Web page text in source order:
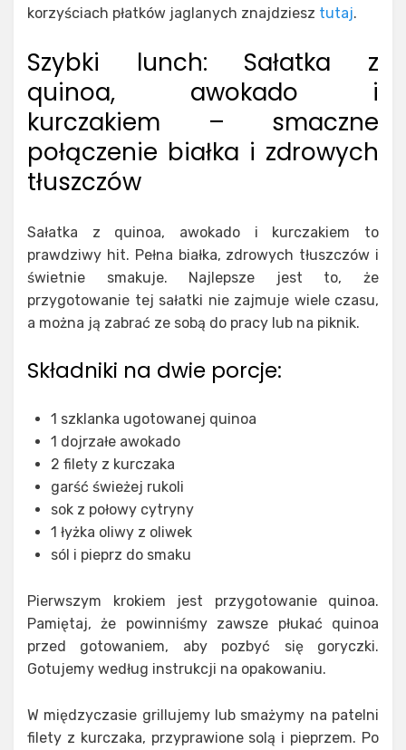
korzyściach płatków jaglanych znajdziesz tutaj.
Szybki lunch: Sałatka z
quinoa, awokado i
kurczakiem – smaczne
połączenie białka i zdrowych
tłuszczów
Sałatka z quinoa, awokado i kurczakiem to
prawdziwy hit. Pełna białka, zdrowych tłuszczów i
świetnie smakuje. Najlepsze jest to, że
przygotowanie tej sałatki nie zajmuje wiele czasu,
a można ją zabrać ze sobą do pracy lub na piknik.
Składniki na dwie porcje:
1 szklanka ugotowanej quinoa
1 dojrzałe awokado
2 filety z kurczaka
garść świeżej rukoli
sok z połowy cytryny
1 łyżka oliwy z oliwek
sól i pieprz do smaku
Pierwszym krokiem jest przygotowanie quinoa.
Pamiętaj, że powinniśmy zawsze płukać quinoa
przed gotowaniem, aby pozbyć się goryczki.
Gotujemy według instrukcji na opakowaniu.
W międzyczasie grillujemy lub smażymy na patelni
filety z kurczaka, przyprawione solą i pieprzem. Po